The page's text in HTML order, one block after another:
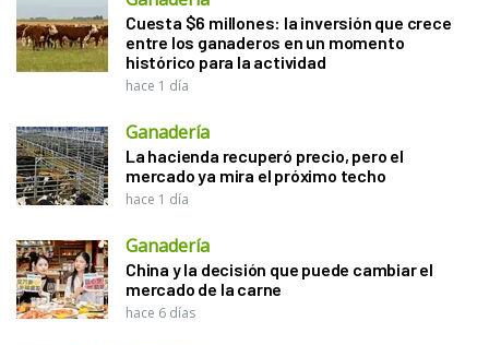
Cuesta $6 millones: la inversión que crece
entre los ganaderos en un momento
histórico para la actividad
hace 1 día
Ganadería
La hacienda recuperó precio, pero el
mercado ya mira el próximo techo
hace 1 día
Ganadería
China y la decisión que puede cambiar el
mercado de la carne
hace 6 días